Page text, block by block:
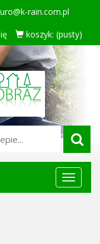
rain.com.pl
koszyk: (pusty)
Menu
główne